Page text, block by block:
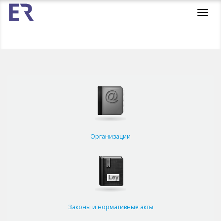
Организации
Законы и нормативные акты